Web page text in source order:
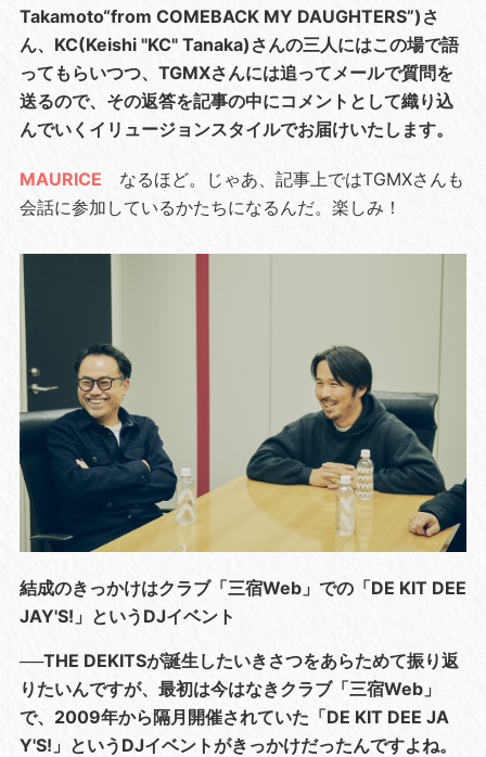
Takamoto“from COMEBACK MY DAUGHTERS”)さ
ん、KC(Keishi "KC" Tanaka)さんの三人にはこの場で語
ってもらいつつ、TGMXさんには追ってメールで質問を
送るので、その返答を記事の中にコメントとして織り込
んでいくイリュージョンスタイルでお届けいたします。
MAURICE
なるほど。じゃあ、記事上ではTGMXさんも
会話に参加しているかたちになるんだ。楽しみ！
結成のきっかけはクラブ「三宿Web」での「DE KIT DEE
JAY'S!」というDJイベント
──THE DEKITSが誕生したいきさつをあらためて振り返
りたいんですが、最初は今はなきクラブ「三宿Web」
で、2009年から隔月開催されていた「DE KIT DEE JA
Y'S!」というDJイベントがきっかけだったんですよね。